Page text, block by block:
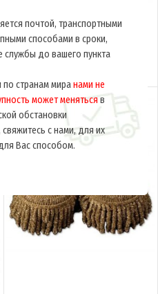
почтой, транспортными
способами в сроки,
до вашего пункта
странам миранами не
может меняться в
обстановки
с нами, для их
Вас способом.
ГОЛОВНЫЕ УБОРЫ